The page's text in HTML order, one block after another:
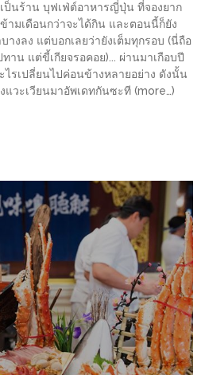
ป็นร้าน บุฟเฟ่ต์อาหารญี่ปุ่น ที่จองยาก
ามเดือนกว่าจะได้กิน และตอนนี้ก็ยัง
างลง แต่บอกเลยว่ายังเต็มทุกรอบ (นี่ถือ
าน แต่ขี้เกียจรอคอย)... ผ่านมาเกือบปี
ไรเปลี่ยนไปค่อนข้างหลายอย่าง ดังนั้น
วะเวียนมาอัพเดทกันซะที (more…)